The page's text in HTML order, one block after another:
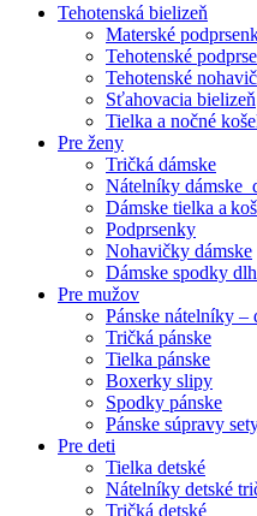
Tehotenská bielizeň
Materské
Tehotenské
Tehotenské
Sťahovacia bielizeň
Tielka a nočné
Pre ženy
Tričká dámske
Nátelníky dámske
Dámske tielka a
Podprsenky
Nohavičky dámske
Dámske spodky
Pre mužov
Pánske nátelníky –
Tričká pánske
Tielka pánske
Boxerky slipy
Spodky pánske
Pánske súpravy
Pre deti
Tielka detské
Nátelníky detské
Tričká detské